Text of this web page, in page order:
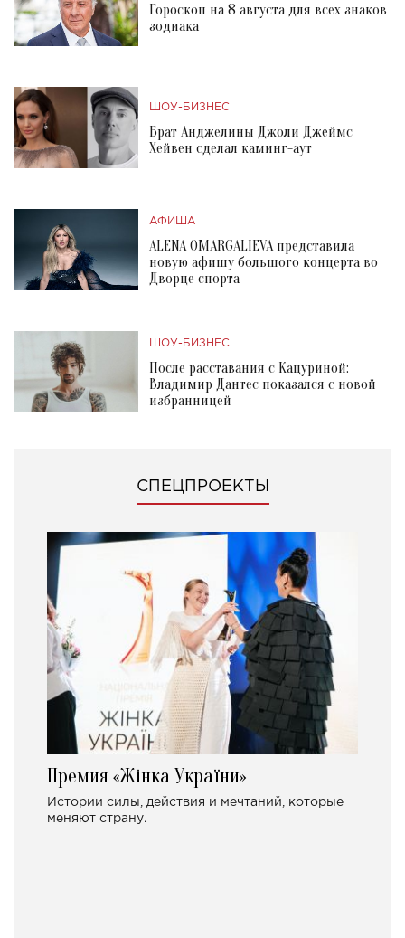
Гороскоп на 8 августа для всех знаков
зодиака
ШОУ-БИЗНЕС
Брат Анджелины Джоли Джеймс
Хейвен сделал каминг-аут
АФИША
ALENA OMARGALIEVA представила
новую афишу большого концерта во
Дворце спорта
ШОУ-БИЗНЕС
После расставания с Кацуриной:
Владимир Дантес показался с новой
избранницей
СПЕЦПРОЕКТЫ
Премия «Жінка України»
Истории силы, действия и мечтаний, которые
меняют страну.